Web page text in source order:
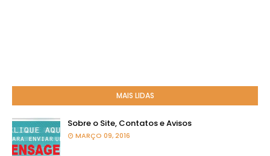
MAIS LIDAS
Sobre o Site, Contatos e Avisos
MARÇO 09, 2016